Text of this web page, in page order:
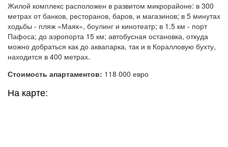
Жилой комплекс расположен в развитом микрорайоне: в 300
метрах от банков, ресторанов, баров, и магазинов; в 5 минутах
ходьбы - пляж «Маяк», боулинг и кинотеатр; в 1.5 км - порт
Пафоса; до аэропорта 15 км; автобусная остановка, откуда
можно добраться как до аквапарка, так и в Коралловую бухту,
находится в 400 метрах.
Стоимость апартаментов: 118 000 евро
На карте: